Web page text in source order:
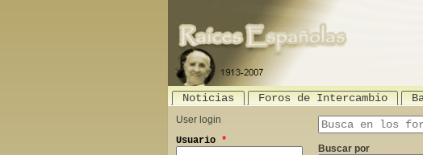
Noticias Foros de Intercambio
User login
Usuario *
Search this site
Buscar por